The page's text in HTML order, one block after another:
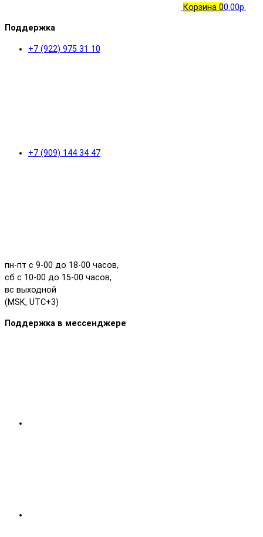
Корзина 00.00р.
Поддержка
+7 (922) 975 31 10
+7 (909) 144 34 47
пн-пт с 9-00 до 18-00 часов,
сб с 10-00 до 15-00 часов,
вс выходной
(MSK, UTC+3)
Поддержка в мессенджере